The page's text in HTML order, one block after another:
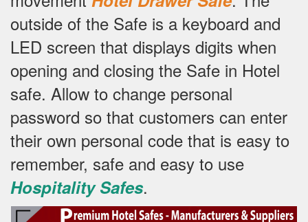
outside of the Safe is a keyboard and
LED screen that displays digits when
opening and closing the Safe in Hotel
safe. Allow to change personal
password so that customers can enter
their own personal code that is easy to
remember, safe and easy to use
Hospitality Safes.